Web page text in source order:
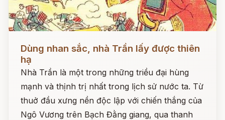
Dùng nhan sắc, nhà Trần lấy được thiên
hạ
Nhà Trần là một trong những triều đại hùng
mạnh và thịnh trị nhất trong lịch sử nước ta. Từ
thuở đầu xưng nền độc lập với chiến thắng của
Ngô Vương trên Bạch Đằng giang, qua thanh